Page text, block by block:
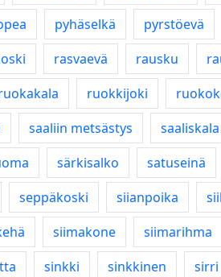
pyhäselkä pyrstöevä
rasvaevä rausku
ruokkijoki
saaliin metsästys saaliskala
särkisalko satuseinä
seppäkoski siianpoika
siimakone siimarihma
sinkki sinkkinen sirri